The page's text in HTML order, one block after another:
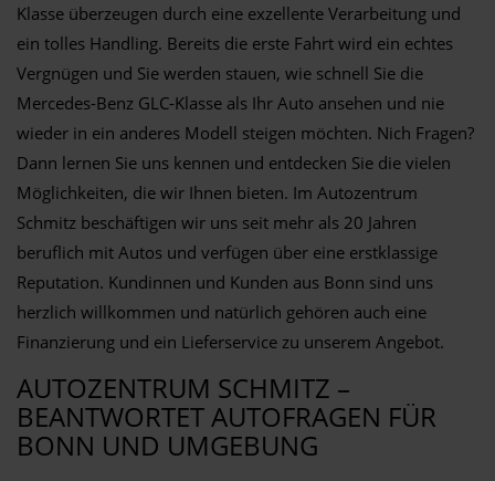
Klasse überzeugen durch eine exzellente Verarbeitung und
ein tolles Handling. Bereits die erste Fahrt wird ein echtes
Vergnügen und Sie werden stauen, wie schnell Sie die
Mercedes-Benz GLC-Klasse als Ihr Auto ansehen und nie
wieder in ein anderes Modell steigen möchten. Nich Fragen?
Dann lernen Sie uns kennen und entdecken Sie die vielen
Möglichkeiten, die wir Ihnen bieten. Im Autozentrum
Schmitz beschäftigen wir uns seit mehr als 20 Jahren
beruflich mit Autos und verfügen über eine erstklassige
Reputation. Kundinnen und Kunden aus Bonn sind uns
herzlich willkommen und natürlich gehören auch eine
Finanzierung und ein Lieferservice zu unserem Angebot.
AUTOZENTRUM SCHMITZ –
BEANTWORTET AUTOFRAGEN FÜR
BONN UND UMGEBUNG